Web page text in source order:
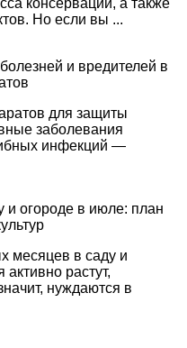
консервации, а также
Но если вы ...
и вредителей в
для защиты
заболевания
инфекций —
и огороде в июле: план
месяцев в саду и
растут,
нуждаются в